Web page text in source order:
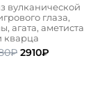
вулканической
глаза,
агата, аметиста
кварца
₽ Первоначальная
2910₽